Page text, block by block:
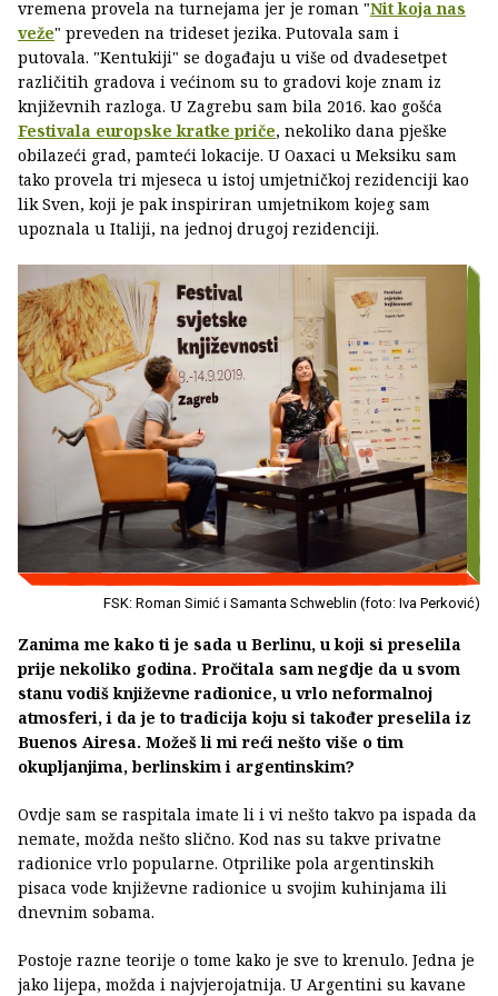
vremena provela na turnejama jer je roman "Nit koja nas
veže" preveden na trideset jezika. Putovala sam i
putovala. "Kentukiji" se događaju u više od dvadesetpet
različitih gradova i većinom su to gradovi koje znam iz
književnih razloga. U Zagrebu sam bila 2016. kao gošća
Festivala europske kratke priče, nekoliko dana pješke
obilazeći grad, pamteći lokacije. U Oaxaci u Meksiku sam
tako provela tri mjeseca u istoj umjetničkoj rezidenciji kao
lik Sven, koji je pak inspiriran umjetnikom kojeg sam
upoznala u Italiji, na jednoj drugoj rezidenciji.
FSK: Roman Simić i Samanta Schweblin (foto: Iva Perković)
Zanima me kako ti je sada u Berlinu, u koji si preselila
prije nekoliko godina. Pročitala sam negdje da u svom
stanu vodiš književne radionice, u vrlo neformalnoj
atmosferi, i da je to tradicija koju si također preselila iz
Buenos Airesa. Možeš li mi reći nešto više o tim
okupljanjima, berlinskim i argentinskim?
Ovdje sam se raspitala imate li i vi nešto takvo pa ispada da
nemate, možda nešto slično. Kod nas su takve privatne
radionice vrlo popularne. Otprilike pola argentinskih
pisaca vode književne radionice u svojim kuhinjama ili
dnevnim sobama.
Postoje razne teorije o tome kako je sve to krenulo. Jedna je
jako lijepa, možda i najvjerojatnija. U Argentini su kavane